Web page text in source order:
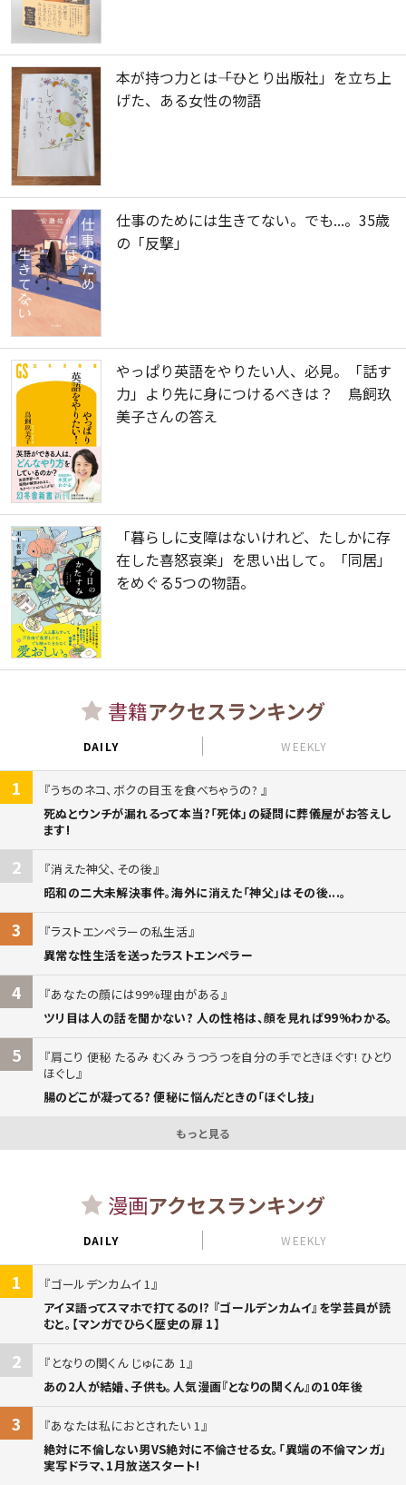
本が持つ力とは――「ひとり出版社」を立ち上
げた、ある女性の物語
仕事のためには生きてない。でも...。35歳
の「反撃」
やっぱり英語をやりたい人、必見。「話す
力」より先に身につけるべきは？ 鳥飼玖
美子さんの答え
「暮らしに支障はないけれど、たしかに存
在した喜怒哀楽」を思い出して。「同居」
をめぐる5つの物語。
書籍アクセスランキング
DAILY WEEKLY
1
うちのネコ、ボクの目玉を食べちゃうの?
死ぬとウンチが漏れるって本当?「死体」の疑問に葬儀屋がお答えし
ます!
2
消えた神父、その後
昭和の二大未解決事件。海外に消えた「神父」はその後...。
3
ラストエンペラーの私生活
異常な性生活を送ったラストエンペラー
4
あなたの顔には99%理由がある
ツリ目は人の話を聞かない? 人の性格は、顔を見れば99%わかる。
5
肩こり 便秘 たるみ むくみ うつうつを自分の手でときほぐす! ひとり
ほぐし
腸のどこが凝ってる? 便秘に悩んだときの「ほぐし技」
もっと見る
漫画アクセスランキング
DAILY WEEKLY
1
ゴールデンカムイ 1
アイヌ語ってスマホで打てるの!? 『ゴールデンカムイ』を学芸員が読
むと。【マンガでひらく歴史の扉 1】
2
となりの関くん じゅにあ 1
あの2人が結婚、子供も。人気漫画『となりの関くん』の10年後
3
あなたは私におとされたい 1
絶対に不倫しない男VS絶対に不倫させる女。「異端の不倫マンガ」
実写ドラマ、1月放送スタート!